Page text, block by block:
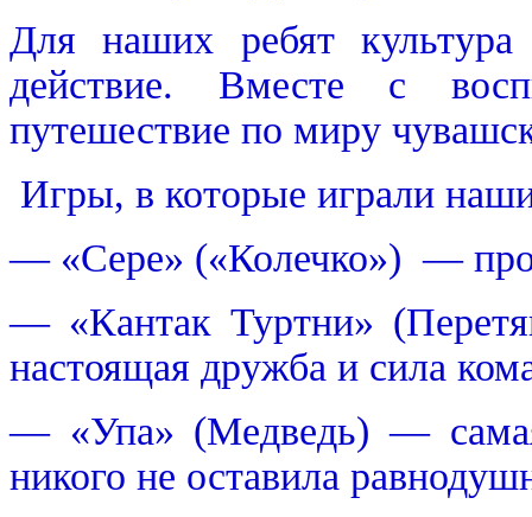
Для наших ребят
действие. Вместе с
путешествие по миру
Игры, в которые играли
— «Сере» («Колечко») —
— «Кантак Туртни»
настоящая дружба и сила
— «Упа» (Медведь) —
никого не оставила